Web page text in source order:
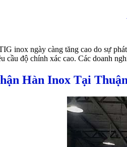
inox ngày càng tăng cao do sự
cầu độ chính xác cao. Các doanh
Hàn Inox Tại